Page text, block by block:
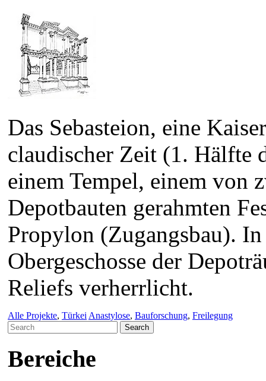
Das Sebasteion, eine
claudischer Zeit (1. Hälfte
einem Tempel, einem von
Depotbauten gerahmten
Propylon (Zugangsbau).
Obergeschosse der
Reliefs verherrlicht.
Alle Projekte, Türkei Anastylose, Bauforschung, Freilegung
Search
for:
Bereiche